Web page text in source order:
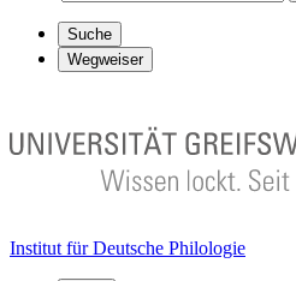
Suche
Wegweiser
Institut für Deutsche Philologie